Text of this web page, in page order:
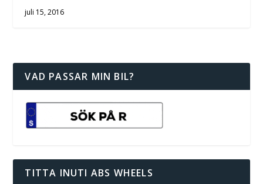
juli 15, 2016
VAD PASSAR MIN BIL?
TITTA INUTI ABS WHEELS